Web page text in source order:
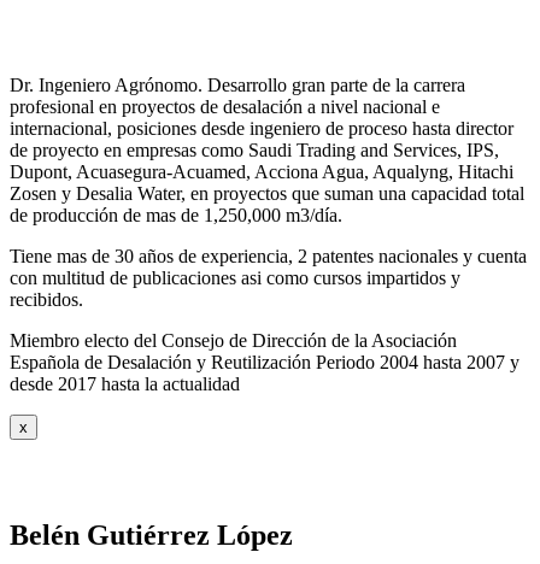
Dr. Ingeniero Agrónomo. Desarrollo gran parte de la carrera
profesional en proyectos de desalación a nivel nacional e
internacional, posiciones desde ingeniero de proceso hasta director
de proyecto en empresas como Saudi Trading and Services, IPS,
Dupont, Acuasegura-Acuamed, Acciona Agua, Aqualyng, Hitachi
Zosen y Desalia Water, en proyectos que suman una capacidad total
de producción de mas de 1,250,000 m3/día.
Tiene mas de 30 años de experiencia, 2 patentes nacionales y cuenta
con multitud de publicaciones asi como cursos impartidos y
recibidos.
Miembro electo del Consejo de Dirección de la Asociación
Española de Desalación y Reutilización Periodo 2004 hasta 2007 y
desde 2017 hasta la actualidad
x
Belén Gutiérrez López